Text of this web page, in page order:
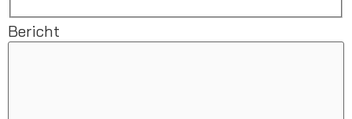
Bericht